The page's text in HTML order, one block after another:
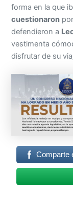
forma en la que
cuestionaron
defendieron a
vestimenta
disfrutar de su
Comparte